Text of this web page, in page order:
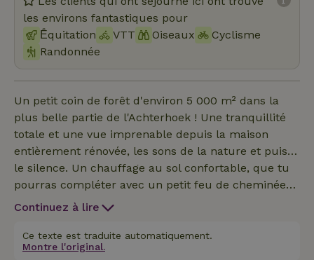
les environs fantastiques pour
Ḗquitation
VTT Oiseaux
Cyclisme
Randonnée
Un petit coin de forêt d'environ 5 000 m² dans la
plus belle partie de l'Achterhoek ! Une tranquillité
totale et une vue imprenable depuis la maison
entièrement rénovée, les sons de la nature et puis…
le silence. Un chauffage au sol confortable, que tu
pourras compléter avec un petit feu de cheminée
pour plus de convivialité. Tu pourras profiter de
panoramique. Cette maison nature est un lieu où la
nature et le confort se marient pour créer un
Continuez à lire
Ce texte est traduite automatiquement.
Montre l'original.